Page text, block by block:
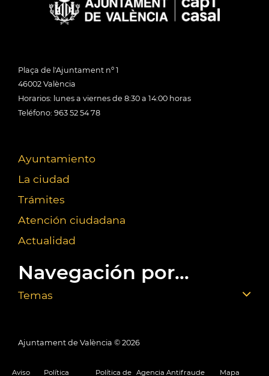
Plaça de l'Ajuntament nº 1
46002 València
Horarios: lunes a viernes de 8:30 a 14:00 horas
Teléfono: 963 52 54 78
Ayuntamiento
La ciudad
Trámites
Atención ciudadana
Actualidad
Navegación por...
Temas
Ajuntament de València © 2026
Aviso Política Política de Agencia Antifraude Mapa